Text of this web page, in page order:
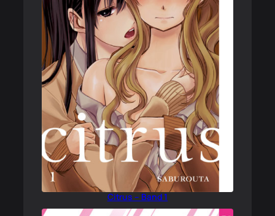
Citrus – Band 1